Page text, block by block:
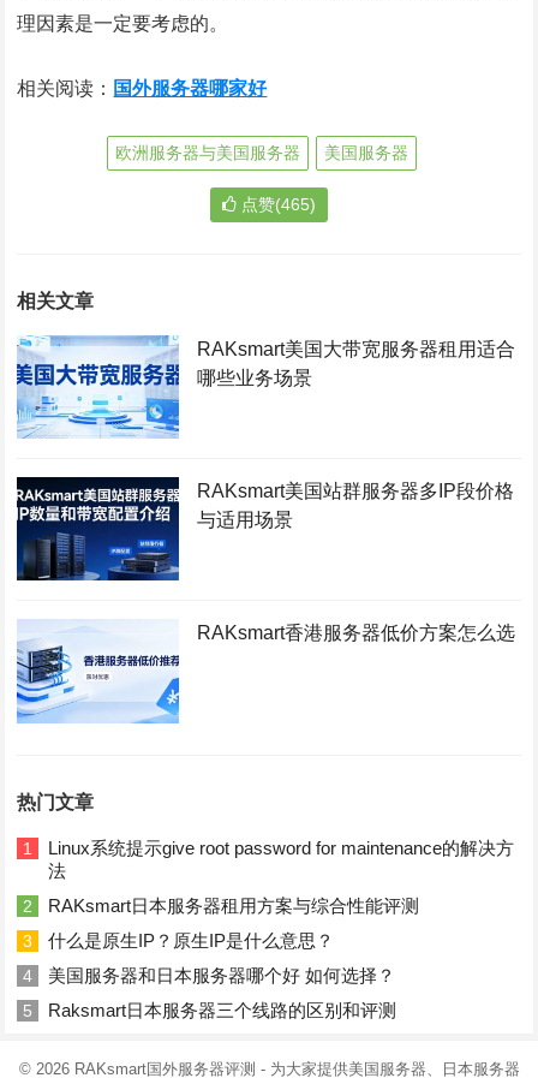
理因素是一定要考虑的。
相关阅读： 国外服务器哪家好
欧洲服务器与美国服务器 美国服务器
点赞(465)
相关文章
RAKsmart美国大带宽服务器租用适合
哪些业务场景
RAKsmart美国站群服务器多IP段价格
与适用场景
RAKsmart香港服务器低价方案怎么选
热门文章
1
Linux系统提示give root password for maintenance的解决方
法
2 RAKsmart日本服务器租用方案与综合性能评测
3 什么是原生IP？原生IP是什么意思？
4 美国服务器和日本服务器哪个好 如何选择？
5 Raksmart日本服务器三个线路的区别和评测
© 2026 RAKsmart国外服务器评测 - 为大家提供美国服务器、日本服务器